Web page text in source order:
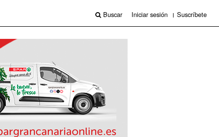
Buscar Iniciar sesión Suscríbete